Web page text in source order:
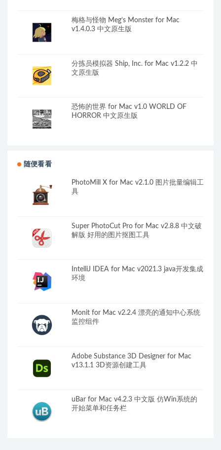
梅格与怪物 Meg’s Monster for Mac
v1.4.0.3 中文原生版
分拣员模拟器 Ship, Inc. for Mac v1.2.2 中
文原生版
恐怖的世界 for Mac v1.0 WORLD OF
HORROR 中文原生版
随便看看
PhotoMill X for Mac v2.1.0 图片批量编辑工
具
Super PhotoCut Pro for Mac v2.8.8 中文破
解版 好用的图片抠图工具
IntelliJ IDEA for Mac v2021.3 java开发集成
环境
Monit for Mac v2.2.4 漂亮的通知中心系统
监控组件
Adobe Substance 3D Designer for Mac
v13.1.1 3D资源创建工具
uBar for Mac v4.2.3 中文版 仿Win系统的
开始菜单和任务栏